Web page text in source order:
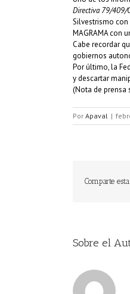
Directiva 79/409/
Silvestrismo
MAGRAMA con
Cabe recordar
gobiernos
Por último, la
y descartar
(Nota de prensa
Por Apaval |
Comparte
Sobre el